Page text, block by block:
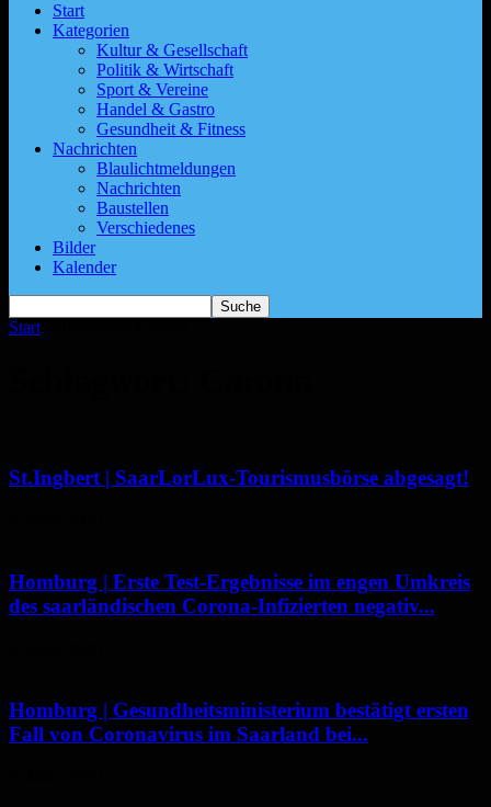
Start
Kategorien
Kultur & Gesellschaft
Politik & Wirtschaft
Sport & Vereine
Handel & Gastro
Gesundheit & Fitness
Nachrichten
Blaulichtmeldungen
Nachrichten
Baustellen
Verschiedenes
Bilder
Kalender
Start
St.Ingbert | SaarLorLux-Tourismusbörse abgesagt!
Homburg | Erste Test-Ergebnisse im engen Umkreis
des saarländischen Corona-Infizierten negativ...
Homburg | Gesundheitsministerium bestätigt ersten
Fall von Coronavirus im Saarland bei...